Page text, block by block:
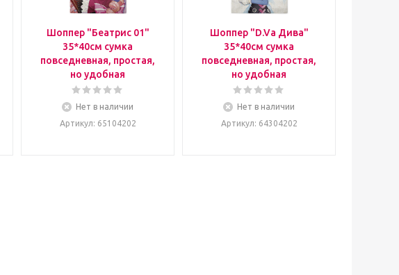
Шоппер "Беатрис 01"
35*40см сумка
повседневная, простая,
но удобная
Нет в наличии
Артикул: 65104202
Шоппер "D.Va Дива"
35*40см сумка
повседневная, простая,
но удобная
Нет в наличии
Артикул: 64304202